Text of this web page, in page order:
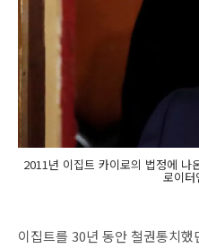
2011년 이집트 카이로의 법정에
로이터
이집트를 30년 동안 철권통치